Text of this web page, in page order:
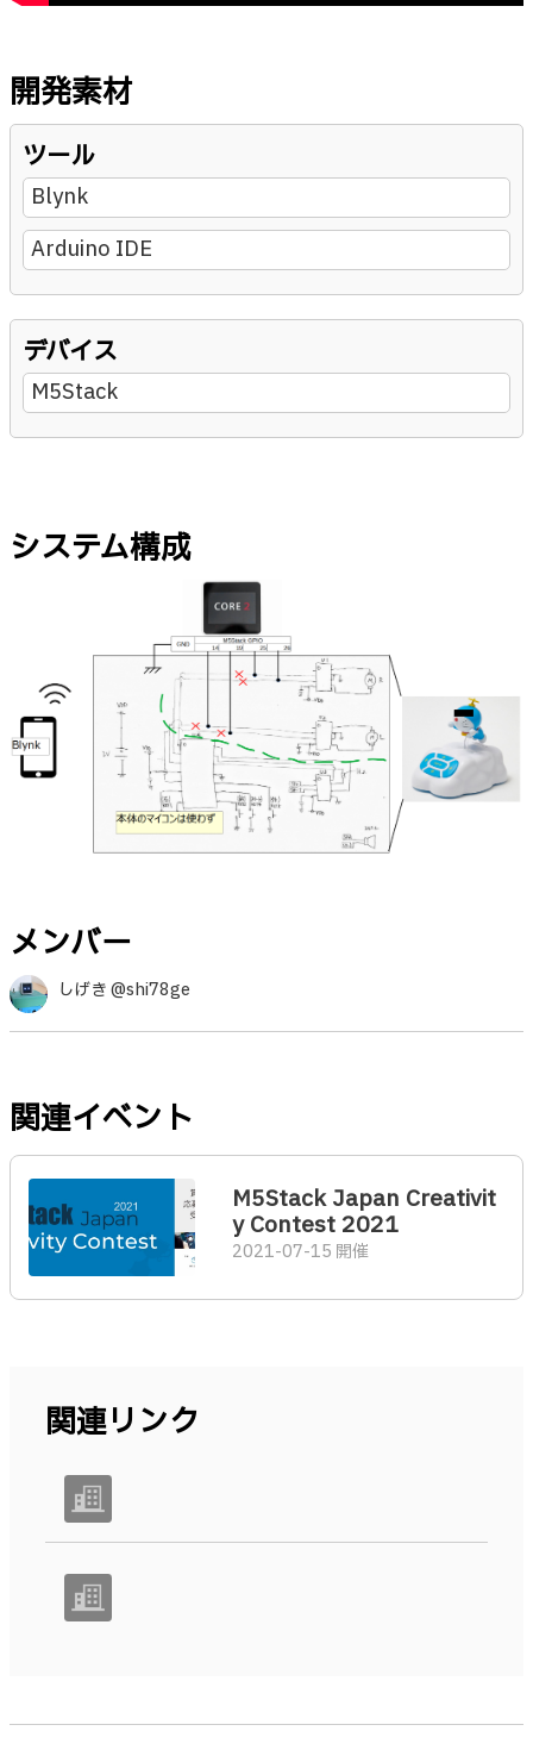
開発素材
ツール
Blynk
Arduino IDE
デバイス
M5Stack
システム構成
メンバー
しげき @shi78ge
関連イベント
M5Stack Japan Creativit
y Contest 2021
2021-07-15 開催
関連リンク